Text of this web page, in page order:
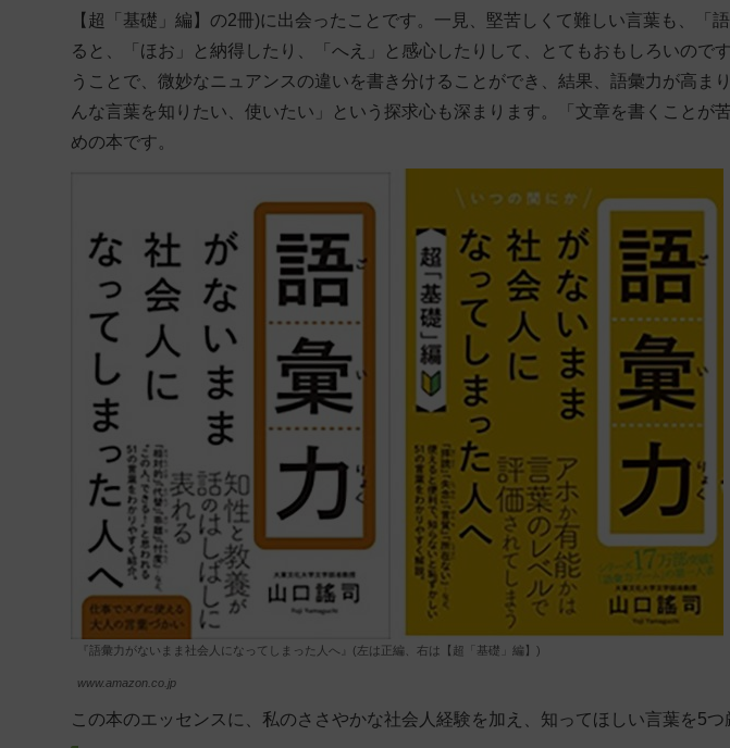
【超「基礎」編】の2冊)に出会ったことです。一見、堅苦しくて難しい言葉も、「
ると、「ほお」と納得したり、「へえ」と感心したりして、とてもおもしろいので
うことで、微妙なニュアンスの違いを書き分けることができ、結果、語彙力が高ま
んな言葉を知りたい、使いたい」という探求心も深まります。「文章を書くことが
めの本です。
『語彙力がないまま社会人になってしまった人へ』(左は正編、右は【超「基礎」編】)
www.amazon.co.jp
この本のエッセンスに、私のささやかな社会人経験を加え、知ってほしい言葉を5つ